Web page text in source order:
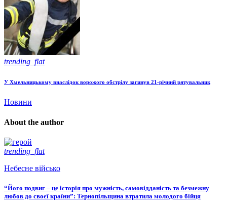
trending_flat
У Хмельницькому внаслідок ворожого обстрілу загинув 21-річний рятувальник
Новини
About the author
trending_flat
Небесне військо
“Його подвиг – це історія про мужність, самовідданість та безмежну
любов до своєї країни”: Тернопільщина втратила молодого бійця